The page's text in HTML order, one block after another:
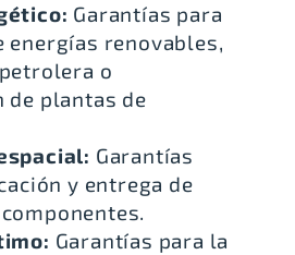
Garantías para
energías renovables,
o
de plantas de
Garantías
y entrega de
Garantías para la